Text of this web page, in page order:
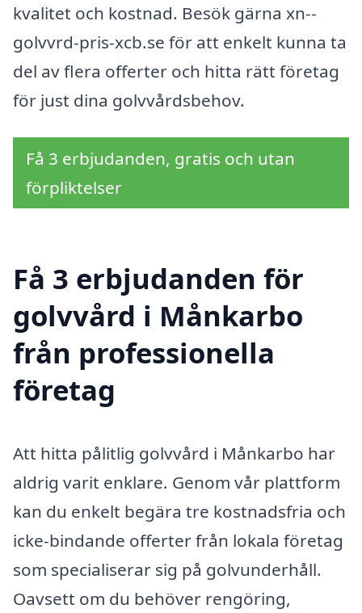
kvalitet och kostnad. Besök gärna xn--
golvvrd-pris-xcb.se för att enkelt kunna ta
del av flera offerter och hitta rätt företag
för just dina golvvårdsbehov.
Få 3 erbjudanden, gratis och utan
förpliktelser
Få 3 erbjudanden för
golvvård i Månkarbo
från professionella
företag
Att hitta pålitlig golvvård i Månkarbo har
aldrig varit enklare. Genom vår plattform
kan du enkelt begära tre kostnadsfria och
icke-bindande offerter från lokala företag
som specialiserar sig på golvunderhåll.
Oavsett om du behöver rengöring,